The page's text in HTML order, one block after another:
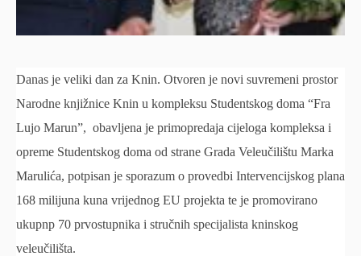
Danas je veliki dan za Knin. Otvoren je novi suvremeni prostor
Narodne knjižnice Knin u kompleksu Studentskog doma “Fra
Lujo Marun”, obavljena je primopredaja cijeloga kompleksa i
opreme Studentskog doma od strane Grada Veleučilištu Marka
Marulića, potpisan je sporazum o provedbi Intervencijskog plana
168 milijuna kuna vrijednog EU projekta te je promovirano
ukupnp 70 prvostupnika i stručnih specijalista kninskog
veleučilišta.